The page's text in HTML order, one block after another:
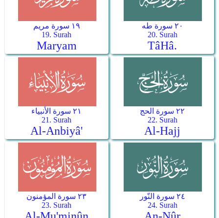
١٩ سورة مريم
19. Surah
Maryam
٢٠ سورة طه
20. Surah
Tâ­Hâ.
٢١ سورة الأنبياء
21. Surah
Al-Anbiyâ'
٢٢ سورة الحج
22. Surah
Al-Hajj
٢٣ سورة المؤمنون
23. Surah
٢٤ سورة النّور
24. Surah